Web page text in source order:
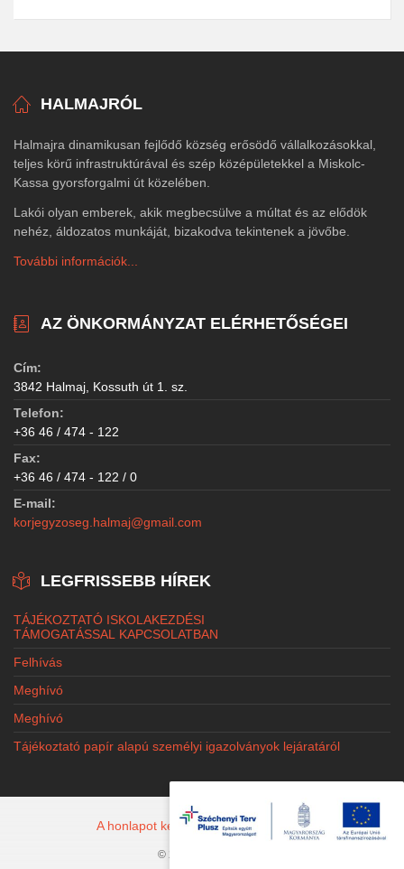
HALMAJRÓL
Halmajra dinamikusan fejlődő község erősödő vállalkozásokkal,
teljes körű infrastruktúrával és szép középületekkel a Miskolc-
Kassa gyorsforgalmi út közelében.
Lakói olyan emberek, akik megbecsülve a múltat és az elődök
nehéz, áldozatos munkáját, bizakodva tekintenek a jövőbe.
További információk...
AZ ÖNKORMÁNYZAT ELÉRHETŐSÉGEI
Cím:
3842 Halmaj, Kossuth út 1. sz.
Telefon:
+36 46 / 474 - 122
Fax:
+36 46 / 474 - 122 / 0
E-mail:
korjegyzoseg.halmaj@gmail.com
LEGFRISSEBB HÍREK
TÁJÉKOZTATÓ ISKOLAKEZDÉSI
TÁMOGATÁSSAL KAPCSOLATBAN
Felhívás
Meghívó
Meghívó
Tájékoztató papír alapú személyi igazolványok lejáratáról
A honlapot készítette: Jacobi Marketing
© 2026 Halmaj.hu